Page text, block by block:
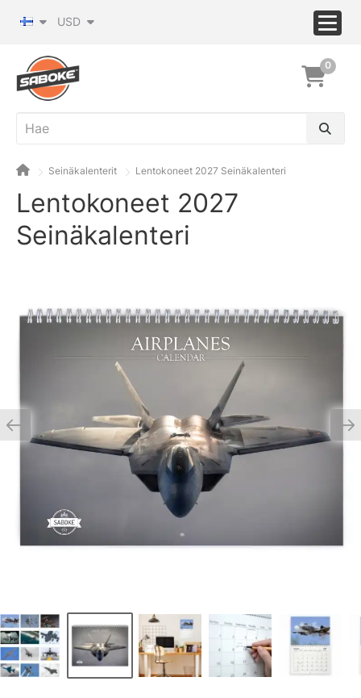
USD
0
Seinäkalenterit Lentokoneet 2027 Seinäkalenteri
Lentokoneet 2027
Seinäkalenteri